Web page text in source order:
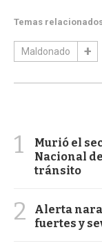
Temas
Maldonado
1
Murió el
Nacional
tránsito
2
Alerta
fuertes y